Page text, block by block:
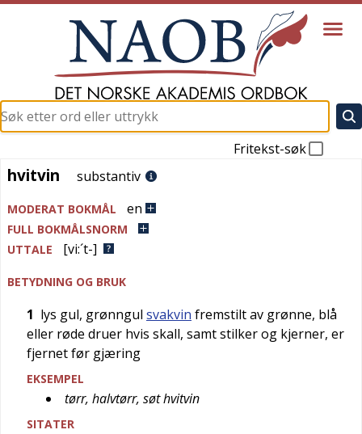
Fritekst-søk
hvitvin
hvitvin substantiv
MODERAT BOKMÅL en
FULL BOKMÅLSNORM
UTTALE
[vi:´t-]
BETYDNING OG BRUK
1 lys gul, grønngul svakvin fremstilt av grønne, blå
eller røde druer hvis skall, samt stilker og kjerner, er
fjernet før gjæring
EKSEMPEL
tørr, halvtørr, søt hvitvin
SITATER